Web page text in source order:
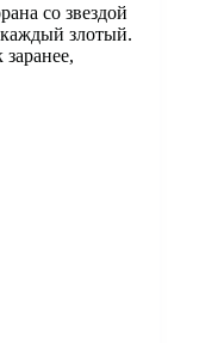
со звездой
злотый.